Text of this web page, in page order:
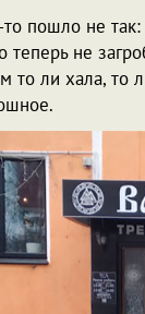
то пошло не
теперь не
то ли хала, то